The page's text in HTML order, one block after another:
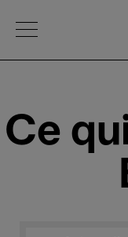
Open Menu
Ce